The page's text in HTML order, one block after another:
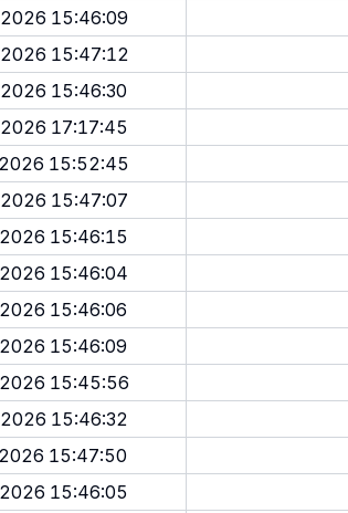
15:46:09
15:47:12
15:46:30
17:17:45
15:52:45
15:47:07
15:46:15
15:46:04
15:46:06
15:46:09
15:45:56
15:46:32
15:47:50
15:46:05